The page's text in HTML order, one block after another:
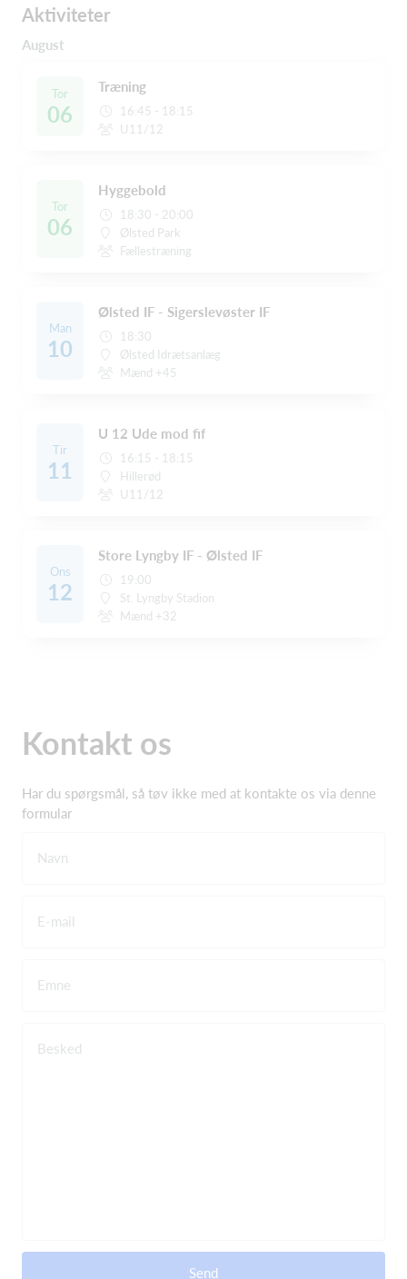
Aktiviteter
August
Tor
06
Træning
16:45 - 18:15
U11/12
Tor
06
Hyggebold
18:30 - 20:00
Ølsted Park
Fællestræning
Man
10
Ølsted IF - Sigerslevøster IF
18:30
Ølsted Idrætsanlæg
Mænd +45
Tir
11
U 12 Ude mod fif
16:15 - 18:15
Hillerød
U11/12
Ons
12
Store Lyngby IF - Ølsted IF
19:00
St. Lyngby Stadion
Mænd +32
Kontakt os
Har du spørgsmål, så tøv ikke med at kontakte os via denne
formular
Navn
E-mail
Emne
Besked
Send